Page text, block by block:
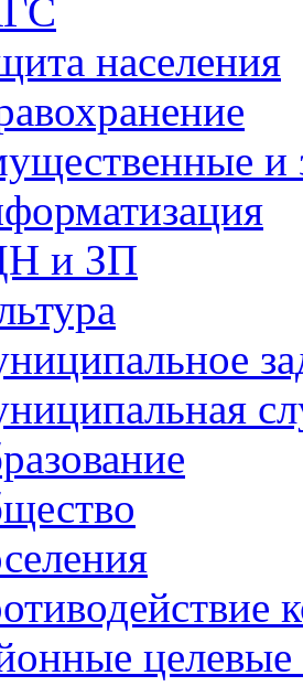
населения
и
и ЗП